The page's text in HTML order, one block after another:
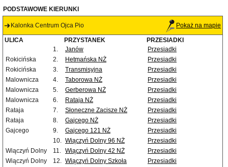
PODSTAWOWE KIERUNKI
Kalonka Centrum Ojca Pio Pokaż na mapie
ULICA PRZYSTANEK
PRZESIADKI
1.
Janów
Przesiadki
Rokicińska
2. Hetmańska NŻ
Przesiadki
Rokicińska
3. Transmisyjna
Przesiadki
Malownicza
4. Taborowa NŻ
Przesiadki
Malownicza
5. Gerberowa NŻ
Przesiadki
Malownicza
6. Rataja NŻ
Przesiadki
Rataja
7. Słoneczne Zacisze NŻ
Przesiadki
Rataja
8. Gajcego NŻ
Przesiadki
Gajcego
9. Gajcego 121 NŻ
Przesiadki
10. Wiączyń Dolny 96 NŻ
Przesiadki
Wiączyń Dolny
11. Wiączyń Dolny 42 NŻ
Przesiadki
Wiączyń Dolny
12. Wiączyń Dolny Szkoła
Przesiadki